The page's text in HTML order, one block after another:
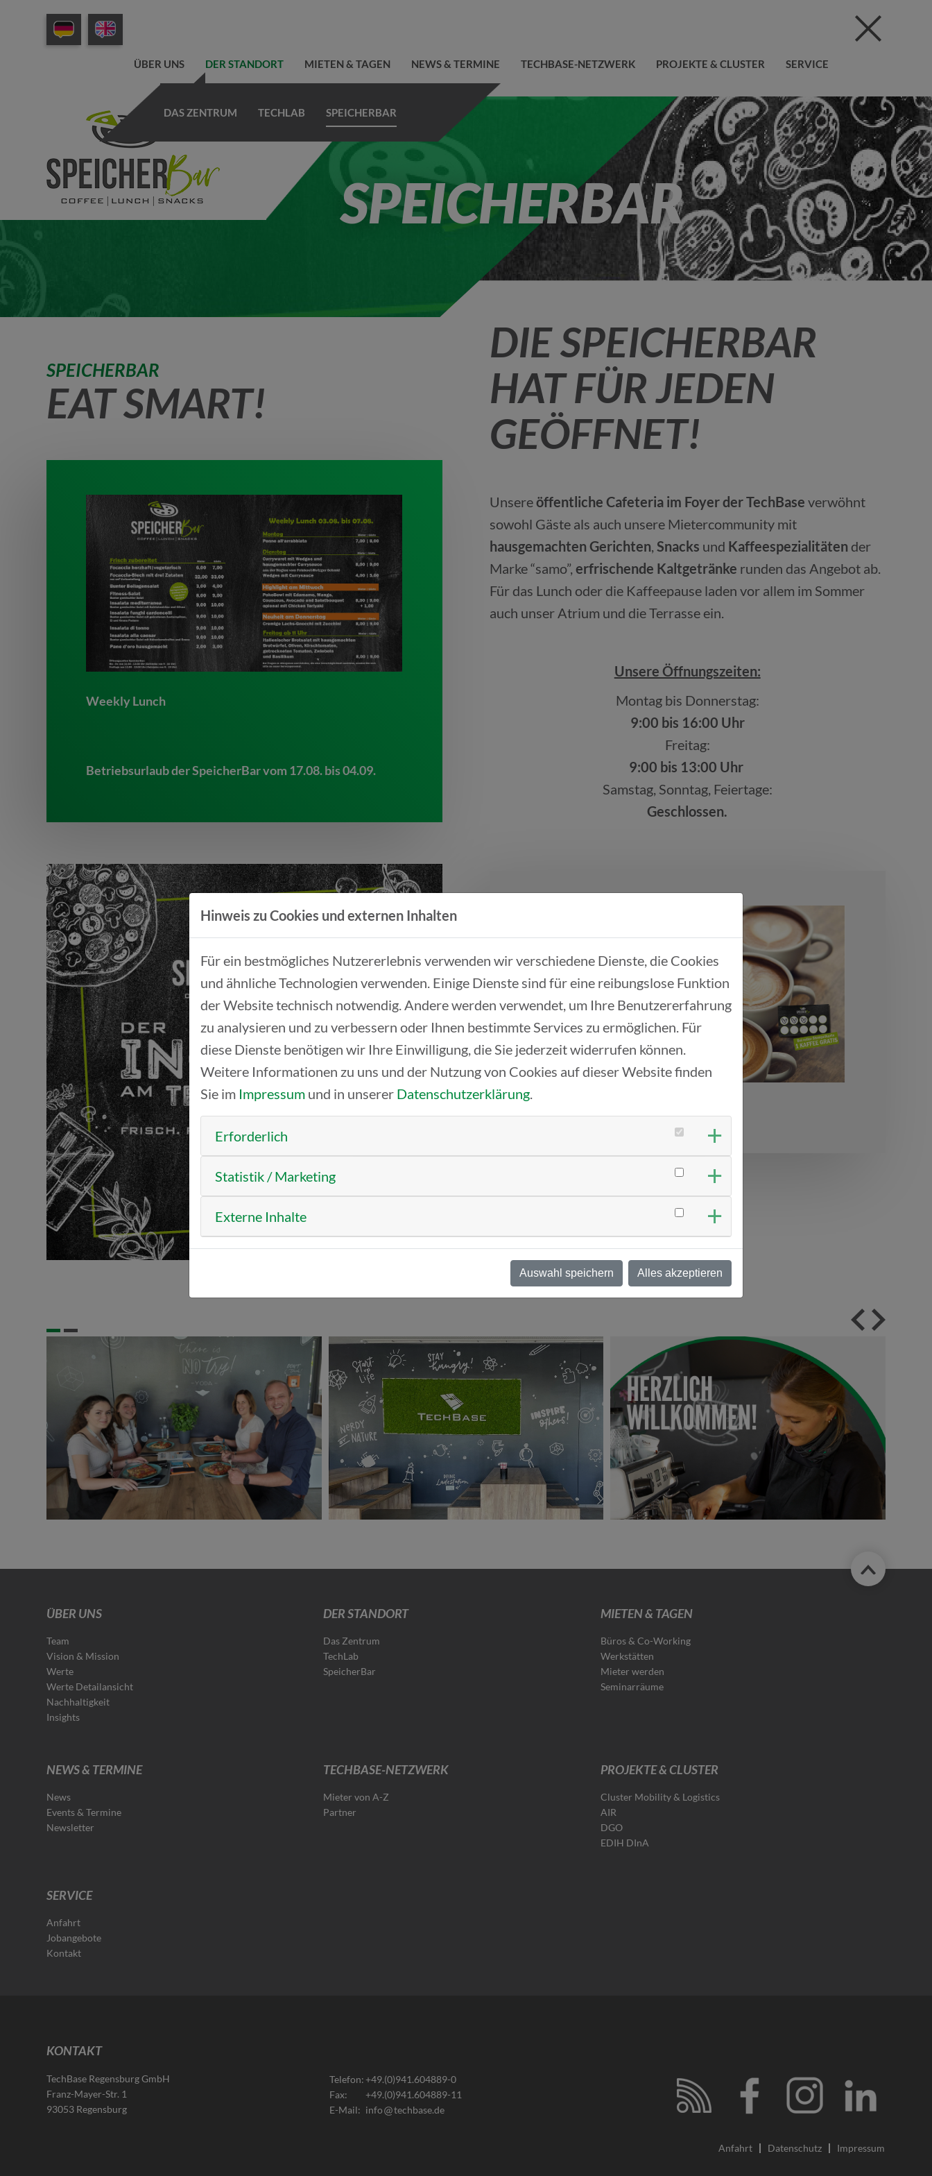
ÜBER UNS DER STANDORT
DAS ZENTRUM TECHLAB SPEICHERBAR
MIETEN & TAGEN NEWS & TERMINE TECHBASE-NETZWERK PROJEKTE & CLUSTER SERVICE
SPEICHERBAR
SPEICHERBAR
EAT SMART!
Weekly Lunch
Betriebsurlaub der SpeicherBar vom 17.08. bis 04.09.
DIE SPEICHERBAR
HAT FÜR JEDEN
GEÖFFNET!
Unsereöffentliche Cafeteria im Foyer der TechBase verwöhnt
sowohl Gäste als auch unsere Mietercommunity mit
hausgemachten Gerichten, Snacks und Kaffeespezialitäten der
Marke “samo”, erfrischende Kaltgetränke runden das Angebot ab.
Für das Lunch oder die Kaffeepause laden vor allem im Sommer
auch unser Atrium und die Terrasse ein.
Unsere Öffnungszeiten:
Montag bis Donnerstag:
9:00 bis 16:00 Uhr
Freitag:
9:00 bis 13:00 Uhr
Samstag, Sonntag, Feiertage:
Geschlossen.
Coffee and more
ÜBER UNS
Team
Vision & Mission
Werte
Werte Detailansicht
Nachhaltigkeit
Insights
DER STANDORT
Das Zentrum
TechLab
SpeicherBar
MIETEN & TAGEN
Büros & Co-Working
Werkstätten
Mieter werden
Seminarräume
NEWS & TERMINE
News
Events & Termine
Newsletter
TECHBASE-NETZWERK
Mieter von A-Z
Partner
PROJEKTE & CLUSTER
Cluster Mobility & Logistics
AIR
DGO
EDIH DInA
SERVICE
Anfahrt
Jobangebote
Kontakt
KONTAKT
TechBase Regensburg GmbH
Franz-Mayer-Str. 1
93053 Regensburg
Telefon:
Fax:
E-Mail:
+49.(0)941.604889-0
+49.(0)941.604889-11
info
techbase.de
Anfahrt Datenschutz Impressum
Hinweis zu Cookies und externen Inhalten
Für ein bestmögliches Nutzererlebnis verwenden wir verschiedene Dienste, die Cookies
und ähnliche Technologien verwenden. Einige Dienste sind für eine reibungslose Funktion
der Website technisch notwendig. Andere werden verwendet, um Ihre Benutzererfahrung
zu analysieren und zu verbessern oder Ihnen bestimmte Services zu ermöglichen. Für
diese Dienste benötigen wir Ihre Einwilligung, die Sie jederzeit widerrufen können.
Weitere Informationen zu uns und der Nutzung von Cookies auf dieser Website finden
Sie im Impressum und in unserer Datenschutzerklärung.
Erforderlich
Statistik / Marketing
Externe Inhalte
Auswahl speichern Alles akzeptieren